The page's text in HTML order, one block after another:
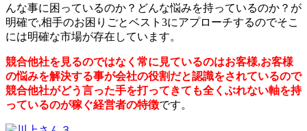
んな事に困っているのか？どんな悩みを持っているのか？が
明確で,相手のお困りごとベスト3にアプローチするのでそこ
には明確な市場が存在しています。
競合他社を見るのではなく常に見ているのはお客様,お客様
の悩みを解決する事が会社の役割だと認識をされているので
競合他社がどう言った手を打ってきても全くぶれない軸を持
っているのが稼ぐ経営者の特徴です。